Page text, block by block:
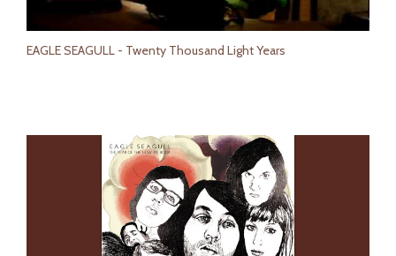
EAGLE SEAGULL - Twenty Thousand Light Years